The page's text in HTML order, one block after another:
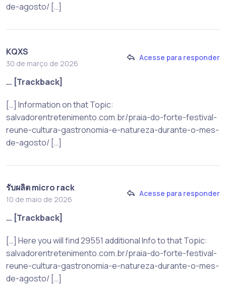
de-agosto/ […]
KQXS
30 de março de 2026
Acesse para responder
… [Trackback]
[…] Information on that Topic:
salvadorentretenimento.com.br/praia-do-forte-festival-
reune-cultura-gastronomia-e-natureza-durante-o-mes-
de-agosto/ […]
รับผลิต micro rack
10 de maio de 2026
Acesse para responder
… [Trackback]
[…] Here you will find 29551 additional Info to that Topic:
salvadorentretenimento.com.br/praia-do-forte-festival-
reune-cultura-gastronomia-e-natureza-durante-o-mes-
de-agosto/ […]